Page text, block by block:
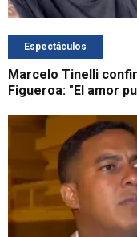
Espectáculos
Marcelo Tinelli
Figueroa: "El amor